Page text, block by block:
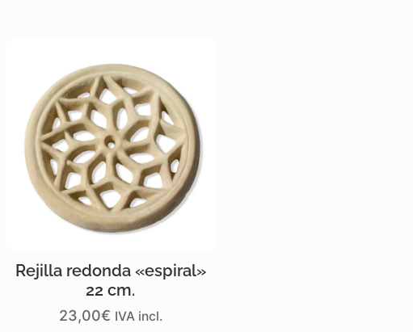
Rejilla redonda «espiral»
22 cm.
23,00€ IVA incl.